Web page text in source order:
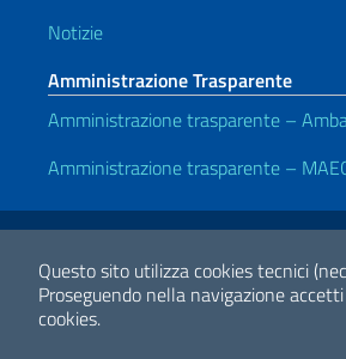
Questo sito utilizza cookies tecnici
Proseguendo nella navigazione
cookies.
Notizie
Amministrazione Trasparente
Amministrazione trasparente –
Amministrazione trasparente –
Link Utili